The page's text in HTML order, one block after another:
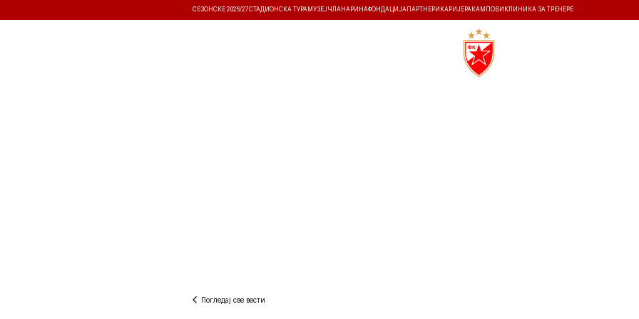
СЕЗОНСКЕ 2026/27СТАДИОНСКА ТУРА МУЗЕЈ ЧЛАНАРИНАФОНДАЦИЈА ПАРТНЕРИ КАРИЈЕРА КАМПОВИ КЛИНИКА ЗА ТРЕНЕРЕ
Погледај све вести